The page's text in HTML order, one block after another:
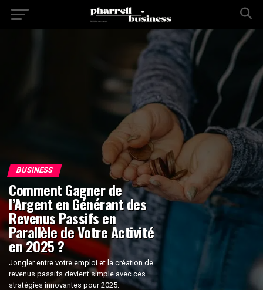
BUSINESS
Comment Gagner de
l’Argent en Générant des
Revenus Passifs en
Parallèle de Votre Activité
en 2025 ?
Jongler entre votre emploi et la création de
revenus passifs devient simple avec ces
stratégies innovantes pour 2025.